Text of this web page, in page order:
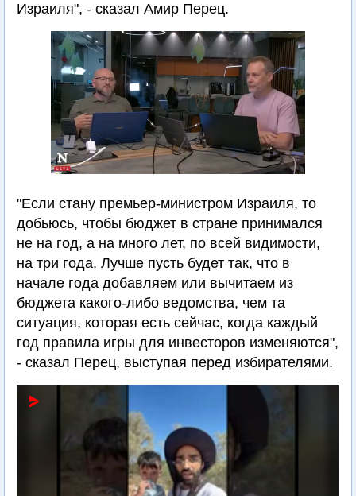
Израиля", - сказал Амир Перец.
"Если стану премьер-министром Израиля, то
добьюсь, чтобы бюджет в стране принимался
не на год, а на много лет, по всей видимости,
на три года. Лучше пусть будет так, что в
начале года добавляем или вычитаем из
бюджета какого-либо ведомства, чем та
ситуация, которая есть сейчас, когда каждый
год правила игры для инвесторов изменяются",
- сказал Перец, выступая перед избирателями.